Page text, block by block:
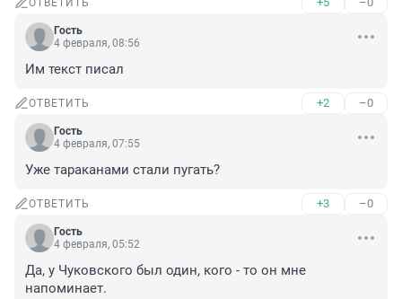
ОТВЕТИТЬ
Гость
4 февраля, 08:56
Им текст писал
ОТВЕТИТЬ +2 –0
Гость
4 февраля, 07:55
Уже тараканами стали пугать?
ОТВЕТИТЬ +3 –0
Гость
4 февраля, 05:52
Да, у Чуковского был один, кого - то он мне
напоминает.